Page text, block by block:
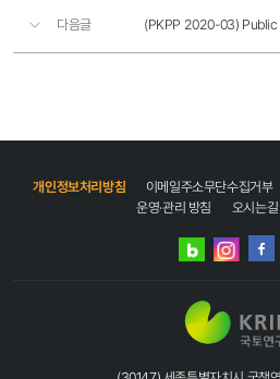
다음글 (PKPP 2020-03)
개인정보처리방침 이메일주소무단수집거부
운영·관리 방침
오시는길
네이버
인스